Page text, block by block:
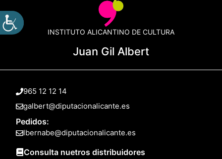
INSTITUTO ALICANTINO DE CULTURA
Juan Gil Albert
965 12 12 14
galbert@diputacionalicante.es
Pedidos:
lbernabe@diputacionalicante.es
Consulta nuetros distribuidores